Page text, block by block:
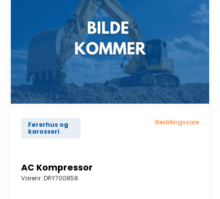
Førerhus og
karosseri
Bestillingsvare
AC Kompressor
Varenr. DRY700858